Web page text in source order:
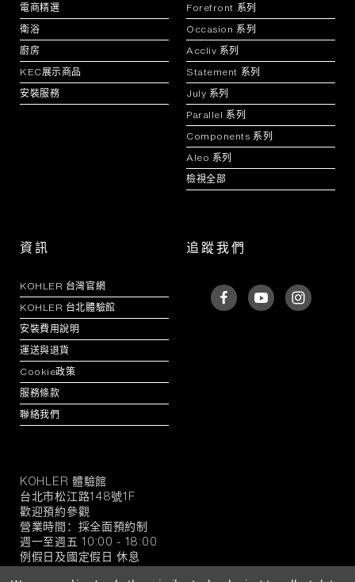
電商精選
衛浴
廚房
KEC展示商品
安裝服務
Forefront 系列
Occasion 系列
Accliv 系列
Statement 系列
July 系列
Parallel 系列
Components 系列
Aleo 系列
檢視全部
資訊
KOHLER 台灣官網
KOHLER 台北體驗館
安裝費用說明
運送與退貨
Cookie政策
服務條款
聯絡我們
追蹤我們
KOHLER
官
方
旗
艦
KOHLER 體驗館
台北市松江路148號1F
歡迎預約參觀
營業時間：採全面預約制
週一至週五 10:00 - 18:00
例假日及國定假日 休息